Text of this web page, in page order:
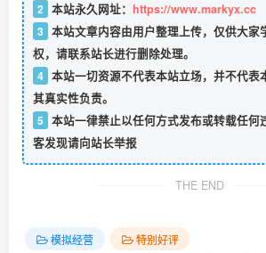
2 本站永久网址： https://www.markyx.cc
3 本站文章内容由用户整理上传，仅供大家
权，请联系站长进行删除处理。
4 本站一切资源不代表本站立场，并不代表
其真实性负责。
5 本站一律禁止以任何方式发布或转载任何
客发现请向站长举报
THE END
模拟经营
特别好评